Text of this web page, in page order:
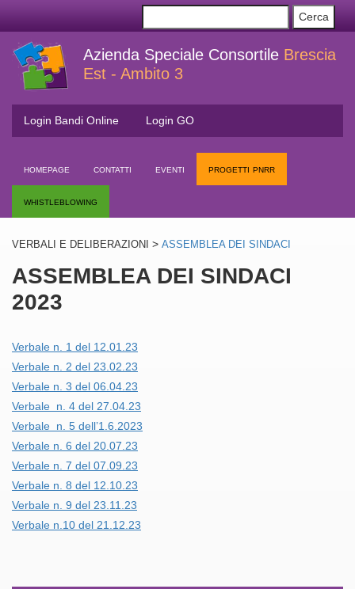
Azienda Speciale Consortile Brescia
Est - Ambito 3
Login Bandi Online Login GO
homepage contatti eventi progetti pnrr
whistleblowing
VERBALI E DELIBERAZIONI > ASSEMBLEA DEI SINDACI
ASSEMBLEA DEI SINDACI
2023
Verbale n. 1 del 12.01.23
Verbale n. 2 del 23.02.23
Verbale n. 3 del 06.04.23
Verbale n. 4 del 27.04.23
Verbale n. 5 dell’1.6.2023
Verbale n. 6 del 20.07.23
Verbale n. 7 del 07.09.23
Verbale n. 8 del 12.10.23
Verbale n. 9 del 23.11.23
Verbale n.10 del 21.12.23